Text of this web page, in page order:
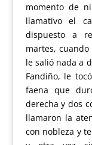
momento de
llamativo el
dispuesto a
martes,
le salió nada a
Fandiño, le
faena que
derecha y dos
llamaron la
con nobleza y